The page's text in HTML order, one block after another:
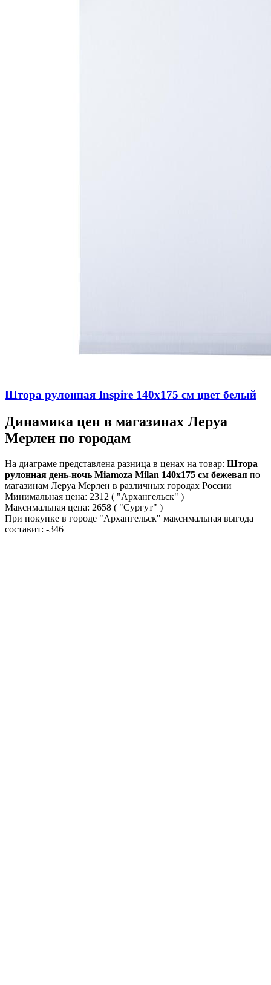
Штора рулонная Inspire 140х175 см цвет белый
Динамика цен в магазинах Леруа
Мерлен по городам
На диаграме представлена разница в ценах на товар: Штора
рулонная день-ночь Miamoza Milan 140x175 см бежевая по
магазинам Леруа Мерлен в различных городах России
Минимальная цена: 2312 ( "Архангельск" )
Максимальная цена: 2658 ( "Сургут" )
При покупке в городе "Архангельск" максимальная выгода
составит: -346